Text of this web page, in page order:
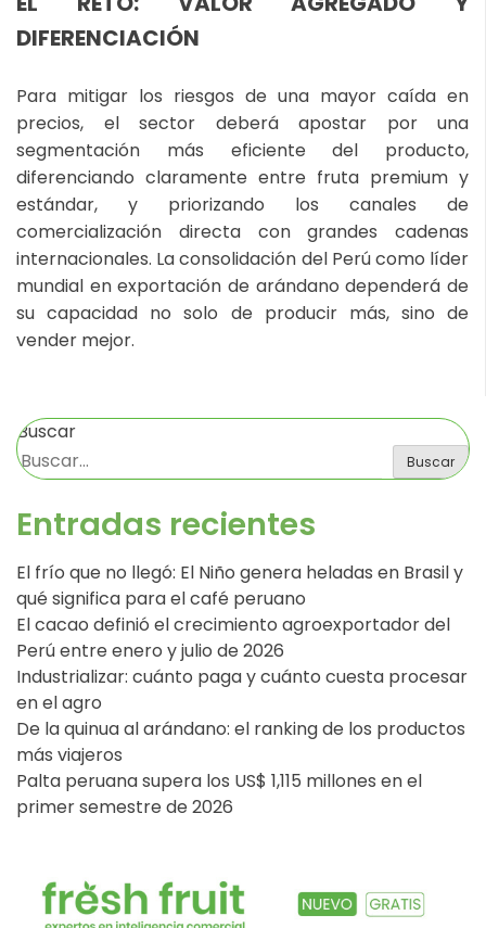
DIFERENCIACIÓN
Para mitigar los riesgos de una mayor caída en
precios, el sector deberá apostar por una
segmentación más eficiente del producto,
diferenciando claramente entre fruta premium y
estándar, y priorizando los canales de
comercialización directa con grandes cadenas
internacionales. La consolidación del Perú como líder
mundial en exportación de arándano dependerá de
su capacidad no solo de producir más, sino de
vender mejor.
Buscar
Buscar
Entradas recientes
El frío que no llegó: El Niño genera heladas en Brasil y
qué significa para el café peruano
El cacao definió el crecimiento agroexportador del
Perú entre enero y julio de 2026
Industrializar: cuánto paga y cuánto cuesta procesar
en el agro
De la quinua al arándano: el ranking de los productos
más viajeros
Palta peruana supera los US$ 1,115 millones en el
primer semestre de 2026